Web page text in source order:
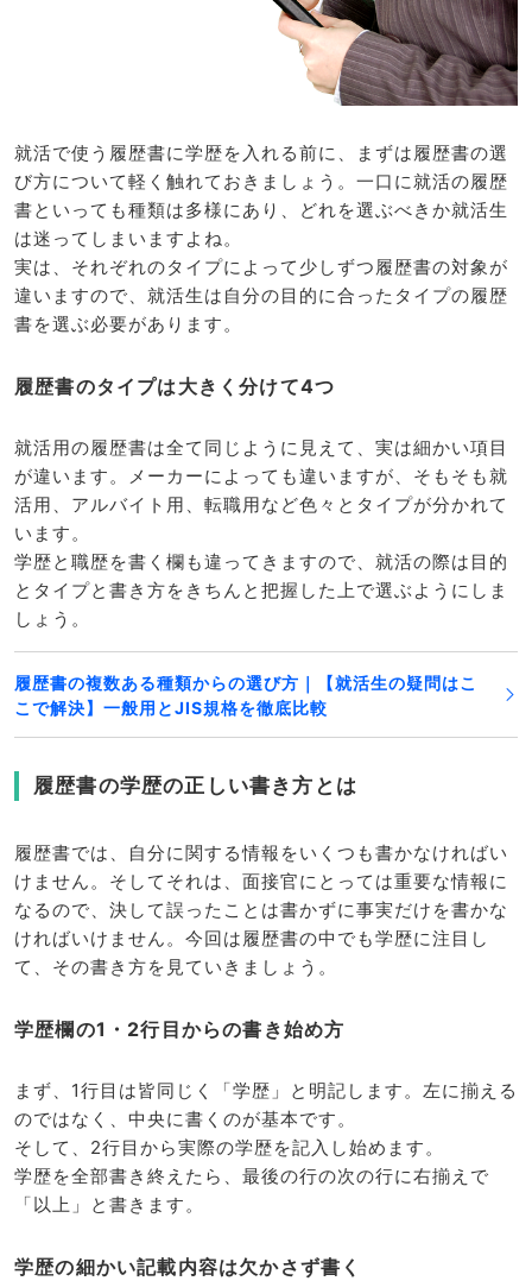
就活で使う履歴書に学歴を入れる前に、まずは履歴書の選
び方について軽く触れておきましょう。一口に就活の履歴
書といっても種類は多様にあり、どれを選ぶべきか就活生
は迷ってしまいますよね。
実は、それぞれのタイプによって少しずつ履歴書の対象が
違いますので、就活生は自分の目的に合ったタイプの履歴
書を選ぶ必要があります。
履歴書のタイプは大きく分けて4つ
就活用の履歴書は全て同じように見えて、実は細かい項目
が違います。メーカーによっても違いますが、そもそも就
活用、アルバイト用、転職用など色々とタイプが分かれて
います。
学歴と職歴を書く欄も違ってきますので、就活の際は目的
とタイプと書き方をきちんと把握した上で選ぶようにしま
しょう。
履歴書の複数ある種類からの選び方｜【就活生の疑問はこ
こで解決】一般用とJIS規格を徹底比較
履歴書の学歴の正しい書き方とは
履歴書では、自分に関する情報をいくつも書かなければい
けません。そしてそれは、面接官にとっては重要な情報に
なるので、決して誤ったことは書かずに事実だけを書かな
ければいけません。今回は履歴書の中でも学歴に注目し
て、その書き方を見ていきましょう。
学歴欄の1・2行目からの書き始め方
まず、1行目は皆同じく「学歴」と明記します。左に揃える
のではなく、中央に書くのが基本です。
そして、2行目から実際の学歴を記入し始めます。
学歴を全部書き終えたら、最後の行の次の行に右揃えで
「以上」と書きます。
学歴の細かい記載内容は欠かさず書く